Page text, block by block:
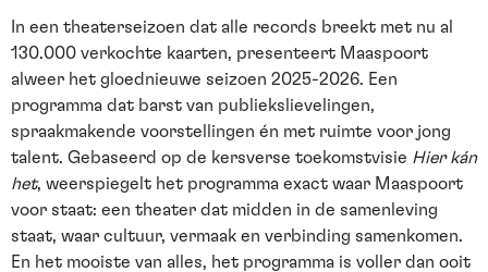
In een theaterseizoen dat alle records breekt met nu al
130.000 verkochte kaarten, presenteert Maaspoort
alweer het gloednieuwe seizoen 2025-2026. Een
programma dat barst van publiekslievelingen,
spraakmakende voorstellingen én met ruimte voor jong
talent. Gebaseerd op de kersverse toekomstvisie Hier kán
het, weerspiegelt het programma exact waar Maaspoort
voor staat: een theater dat midden in de samenleving
staat, waar cultuur, vermaak en verbinding samenkomen.
En het mooiste van alles, het programma is voller dan ooit